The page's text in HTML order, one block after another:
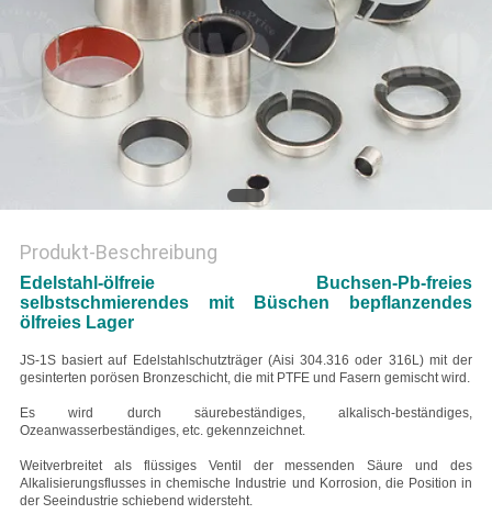
Produkt-Beschreibung
Edelstahl-ölfreie Buchsen-Pb-freies
selbstschmierendes mit Büschen bepflanzendes
ölfreies Lager
JS-1S basiert auf Edelstahlschutzträger (Aisi 304.316 oder 316L) mit der
gesinterten porösen Bronzeschicht, die mit PTFE und Fasern gemischt wird.
Es wird durch säurebeständiges, alkalisch-beständiges,
Ozeanwasserbeständiges, etc. gekennzeichnet.
Weitverbreitet als flüssiges Ventil der messenden Säure und des
Alkalisierungsflusses in chemische Industrie und Korrosion, die Position in
der Seeindustrie schiebend widersteht.